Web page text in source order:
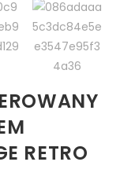
RETRO